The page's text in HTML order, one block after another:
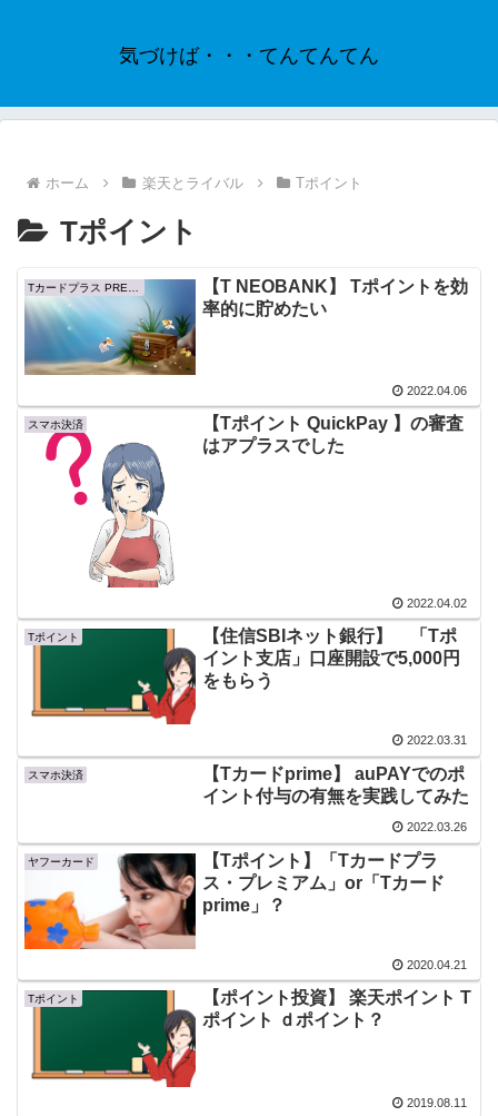
気づけば・・・てんてんてん
ホーム 楽天とライバル Tポイント
Tポイント
【T NEOBANK】 Tポイントを効
率的に貯めたい
2022.04.06
スマホ決済
【Tポイント QuickPay 】の審査
はアプラスでした
2022.04.02
Tポイント
【住信SBIネット銀行】 「Tポ
イント支店」口座開設で5,000円
をもらう
2022.03.31
スマホ決済
【Tカードprime】 auPAYでのポ
イント付与の有無を実践してみた
2022.03.26
ヤフーカード
【Tポイント】「Tカードプラ
ス・プレミアム」or「Tカード
prime」？
2020.04.21
Tポイント
【ポイント投資】 楽天ポイント T
ポイント ｄポイント？
2019.08.11